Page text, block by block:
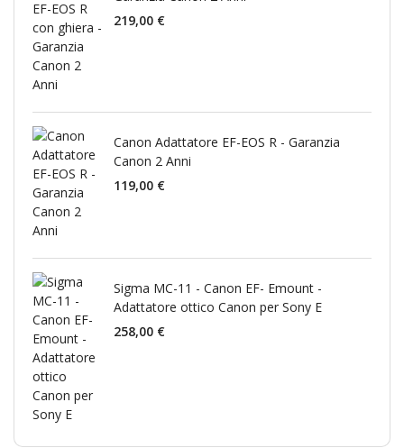
219,00 €
Canon Adattatore EF-EOS R - Garanzia
Canon 2 Anni
119,00 €
Sigma MC-11 - Canon EF- Emount -
Adattatore ottico Canon per Sony E
258,00 €